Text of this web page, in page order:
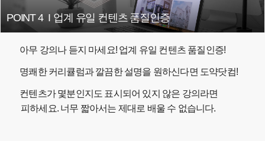
POINT 4 I 업계 유일 컨텐츠 품질인증
아무 강의나 듣지 마세요! 업계 유일 컨텐츠 품질인증!
명쾌한 커리큘럼과 깔끔한 설명을 원하신다면 도약닷컴!
컨텐츠가 몇분인지도 표시되어 있지 않은 강의라면
피하세요. 너무 짧아서는 제대로 배울 수 없습니다.